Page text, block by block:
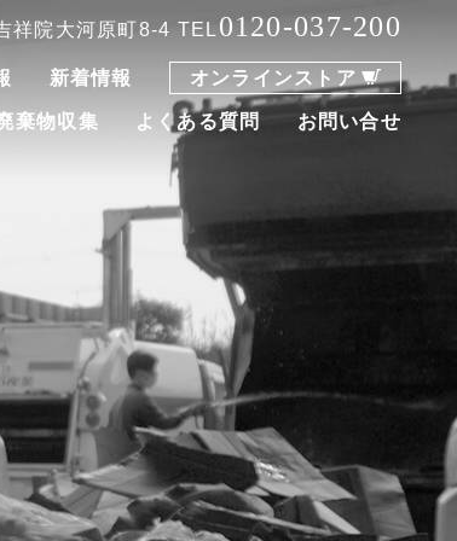
院大河原町8-4 TEL0120-037-200
新着情報 オンラインストア
棄物収集 よくある質問 お問い合せ